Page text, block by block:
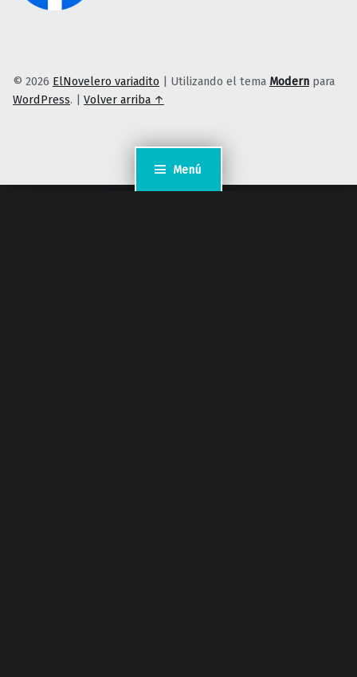
Menú
© 2026 ElNovelero variadito | Utilizando el tema Modern para
WordPress. | Volver arriba ↑